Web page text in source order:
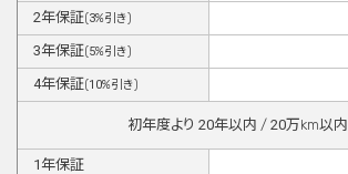
2年保証(3%引き)
3年保証(5%引き)
4年保証(10%引き)
初年度より 20年以内 / 20万km以内
1年保証